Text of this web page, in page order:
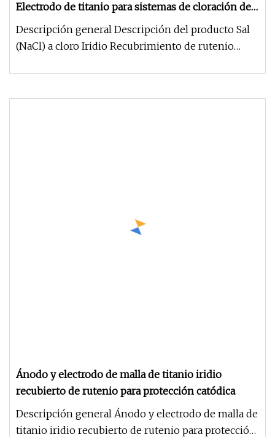
Electrodo de titanio para sistemas de cloración de
piscinas
Descripción general Descripción del producto Sal
(NaCl) a cloro Iridio Recubrimiento de rutenio
Ánodo y electrodo de malla de titanio iridio
recubierto de rutenio para protección catódica
Descripción general Ánodo y electrodo de malla de
titanio iridio recubierto de rutenio para protección